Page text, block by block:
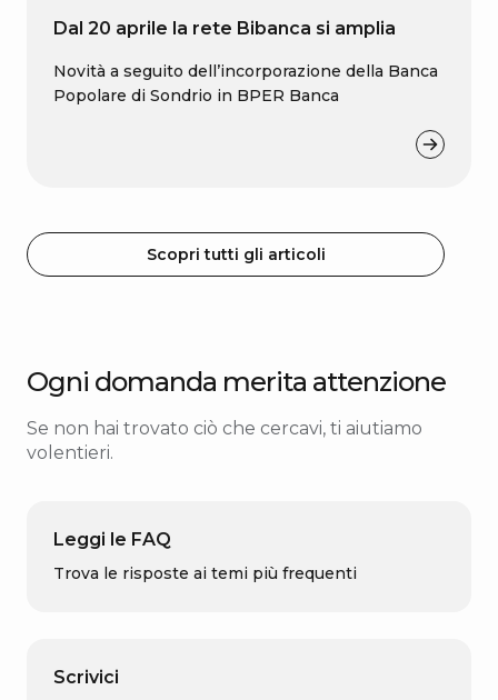
Dal 20 aprile la rete Bibanca si amplia
Novità a seguito dell’incorporazione della Banca
Popolare di Sondrio in BPER Banca
Scopri tutti gli articoli
Ogni domanda merita attenzione
Se non hai trovato ciò che cercavi, ti aiutiamo
volentieri.
Leggi le FAQ
Trova le risposte ai temi più frequenti
Scrivici